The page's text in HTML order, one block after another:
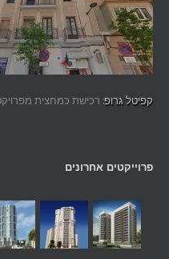
קפיטל גרופ: רכישת כמחצית
פרוייקטים אחרונים